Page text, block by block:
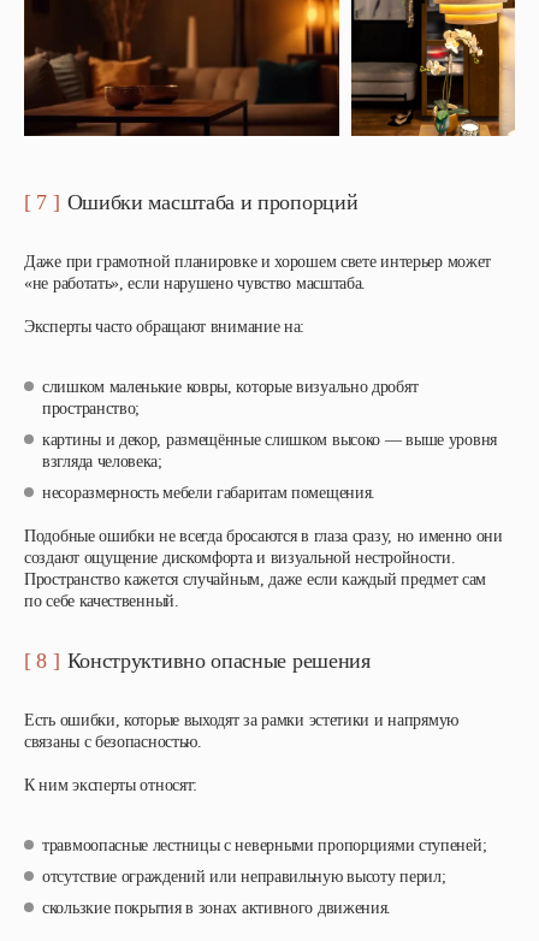
[ 7 ] Ошибки масштаба и пропорций
Даже при грамотной планировке и хорошем свете интерьер может
«не работать», если нарушено чувство масштаба.
Эксперты часто обращают внимание на:
слишком маленькие ковры, которые визуально дробят
пространство;
картины и декор, размещённые слишком высоко — выше уровня
взгляда человека;
несоразмерность мебели габаритам помещения.
Подобные ошибки не всегда бросаются в глаза сразу, но именно они
создают ощущение дискомфорта и визуальной нестройности.
Пространство кажется случайным, даже если каждый предмет сам
по себе качественный.
[ 8 ] Конструктивно опасные решения
Есть ошибки, которые выходят за рамки эстетики и напрямую
связаны с безопасностью.
К ним эксперты относят:
травмоопасные лестницы с неверными пропорциями ступеней;
отсутствие ограждений или неправильную высоту перил;
скользкие покрытия в зонах активного движения.